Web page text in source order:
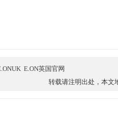
E.ON英国官网
转载请注明出处，本文